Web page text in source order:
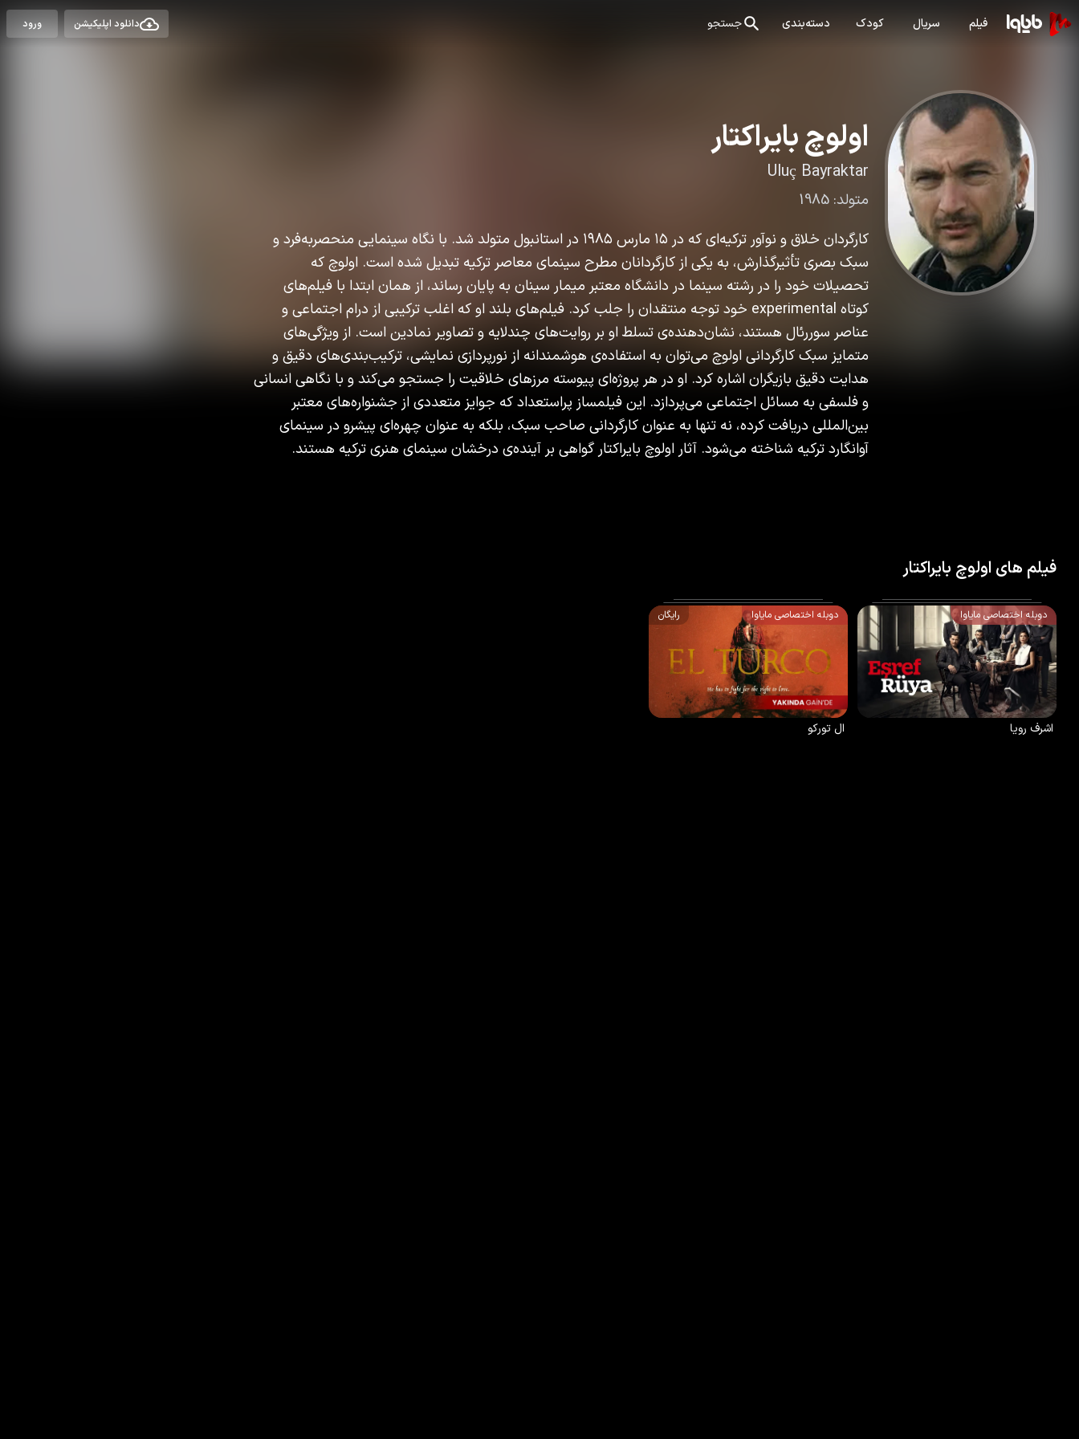
فیلم سریال کودک دسته‌بندی جستجو دانلود اپلیکیشن ورود
اولوچ بایراکتار
Uluç Bayraktar
متولد: 1985
کارگردان خلاق و نوآور ترکیه‌ای که در ۱۵ مارس ۱۹۸۵ در استانبول متولد شد. با نگاه سینمایی منحصربه‌فرد و
سبک بصری تأثیرگذارش، به یکی از کارگردانان مطرح سینمای معاصر ترکیه تبدیل شده است. اولوچ که
تحصیلات خود را در رشته سینما در دانشگاه معتبر میمار سینان به پایان رساند، از همان ابتدا با فیلم‌های
کوتاه experimental خود توجه منتقدان را جلب کرد. فیلم‌های بلند او که اغلب ترکیبی از درام اجتماعی و
عناصر سوررئال هستند، نشان‌دهنده‌ی تسلط او بر روایت‌های چندلایه و تصاویر نمادین است. از ویژگی‌های
متمایز سبک کارگردانی اولوچ می‌توان به استفاده‌ی هوشمندانه از نورپردازی نمایشی، ترکیب‌بندی‌های دقیق و
هدایت دقیق بازیگران اشاره کرد. او در هر پروژه‌ای پیوسته مرزهای خلاقیت را جستجو می‌کند و با نگاهی انسانی
و فلسفی به مسائل اجتماعی می‌پردازد. این فیلمساز پراستعداد که جوایز متعددی از جشنواره‌های معتبر
بین‌المللی دریافت کرده، نه تنها به عنوان کارگردانی صاحب سبک، بلکه به عنوان چهره‌ای پیشرو در سینمای
آوانگارد ترکیه شناخته می‌شود. آثار اولوچ بایراکتار گواهی بر آینده‌ی درخشان سینمای هنری ترکیه هستند.
فیلم های اولوچ بایراکتار
دوبله اختصاصی مایاوا
2025
80%
/10
اشرف رویا
دوبله اختصاصی مایاوا رایگان
2025
73%
5.8 /10
ال تورکو